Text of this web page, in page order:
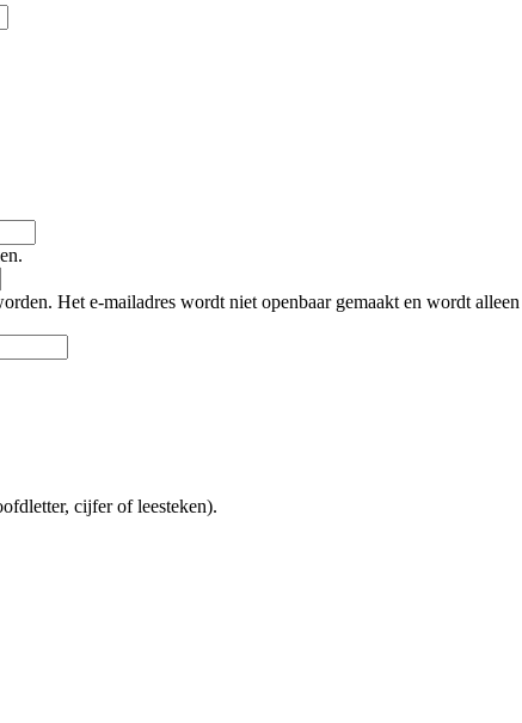
Het e-mailadres wordt niet openbaar gemaakt en wordt
cijfer of leesteken).